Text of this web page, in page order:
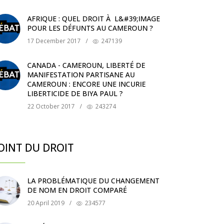
AFRIQUE : QUEL DROIT À L&#39;IMAGE
POUR LES DÉFUNTS AU CAMEROUN ?
17 December 2017 / 247139
CANADA - CAMEROUN, LIBERTÉ DE
MANIFESTATION PARTISANE AU
CAMEROUN : ENCORE UNE INCURIE
LIBERTICIDE DE BIYA PAUL ?
22 October 2017 / 243274
DU DROIT
LA PROBLÉMATIQUE DU CHANGEMENT
DE NOM EN DROIT COMPARÉ
20 April 2019 / 234577